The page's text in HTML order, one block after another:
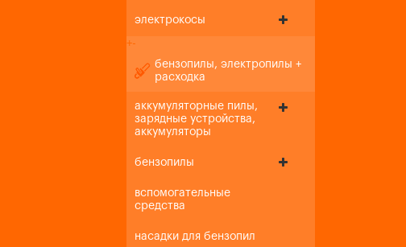
электрокосы
+-
бензопилы, электропилы +
расходка
аккумуляторные пилы,
зарядные устройства,
аккумуляторы
бензопилы
вспомогательные
средства
насадки для бензопил